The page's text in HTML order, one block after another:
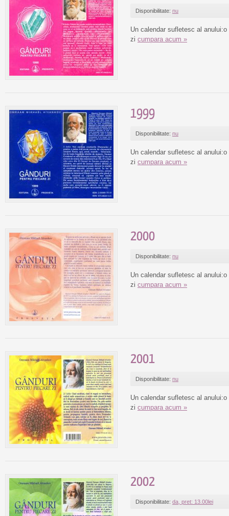
Disponibilitate: nu
Un calendar sufletesc al
zi cumpara acum »
1999
Disponibilitate: nu
Un calendar sufletesc al
zi cumpara acum »
2000
Disponibilitate: nu
Un calendar sufletesc al
zi cumpara acum »
2001
Disponibilitate: nu
Un calendar sufletesc al
zi cumpara acum »
2002
Disponibilitate: da, pret: 13.00lei